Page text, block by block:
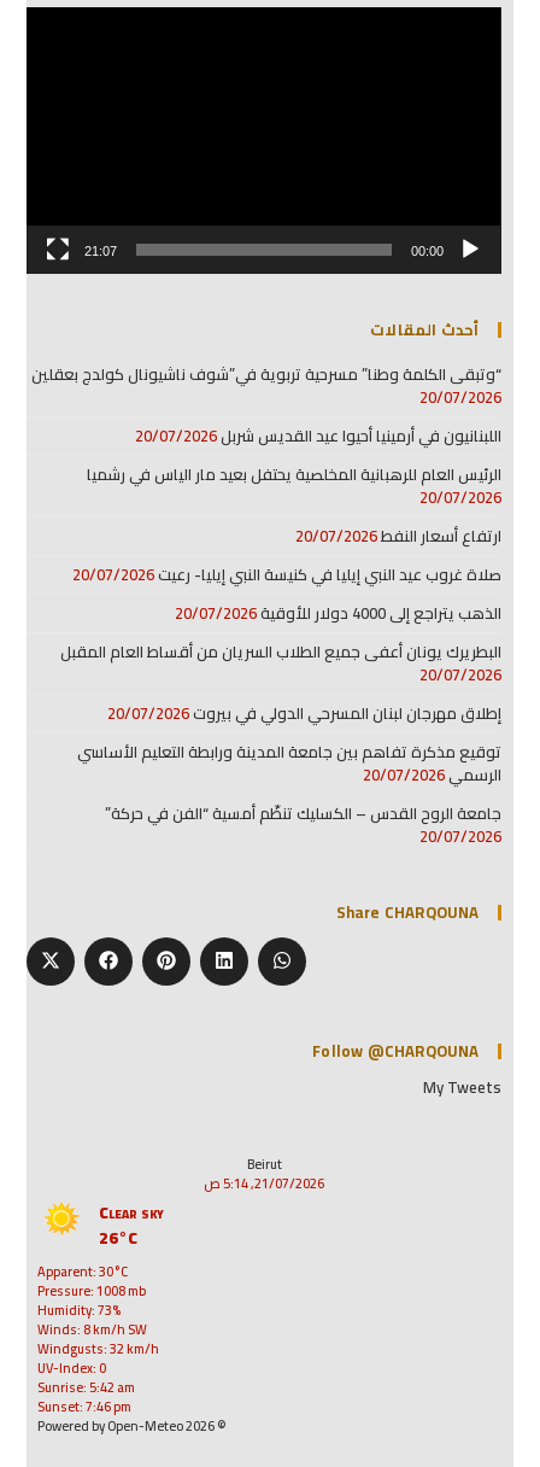
مشغل
00:00
21:07
أحدث المقالات
“وتبقى الكلمة وطنا” مسرحية تربوية في”شوف ناشيونال كولدج بعقلين
20/07/2026
اللبنانيون في أرمينيا أحيوا عيد القديس شربل20/07/2026
الرئيس العام للرهبانية المخلصية يحتفل بعيد مار الياس في رشميا
20/07/2026
ارتفاع أسعار النفط20/07/2026
صلاة غروب عيد النبي إيليا في كنيسة النبي إيليا- رعيت20/07/2026
الذهب يتراجع إلى 4000 دولار للأوقية
20/07/2026
البطريرك يونان أعفى جميع الطلاب السريان من أقساط العام المقبل
20/07/2026
إطلاق مهرجان لبنان المسرحي الدولي في بيروت20/07/2026
توقيع مذكرة تفاهم بين جامعة المدينة ورابطة التعليم الأساسي
الرسمي20/07/2026
جامعة الروح القدس – الكسليك تنظّم أمسية “الفن في حركة”
20/07/2026
Share CHARQOUNA
Follow @CHARQOUNA
My Tweets
Beirut
21/07/2026, 5:14 ص
Clear sky
26°C
Apparent: 30°C
Pressure: 1008 mb
Humidity: 73%
Winds: 8 km/h SW
Windgusts: 32 km/h
UV-Index: 0
Sunrise: 5:42 am
Sunset: 7:46 pm
© 2026 Powered by Open-Meteo